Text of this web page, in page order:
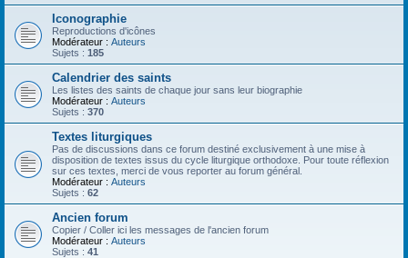
Iconographie
Reproductions d'icônes
Modérateur : Auteurs
Sujets : 185
Calendrier des saints
Les listes des saints de chaque jour sans leur biographie
Modérateur : Auteurs
Sujets : 370
Textes liturgiques
Pas de discussions dans ce forum destiné exclusivement à une mise à
disposition de textes issus du cycle liturgique orthodoxe. Pour toute réflexion
sur ces textes, merci de vous reporter au forum général.
Modérateur : Auteurs
Sujets : 62
Ancien forum
Copier / Coller ici les messages de l'ancien forum
Modérateur : Auteurs
Sujets : 41